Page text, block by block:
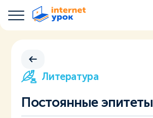
Литература
Постоянные эпитеты